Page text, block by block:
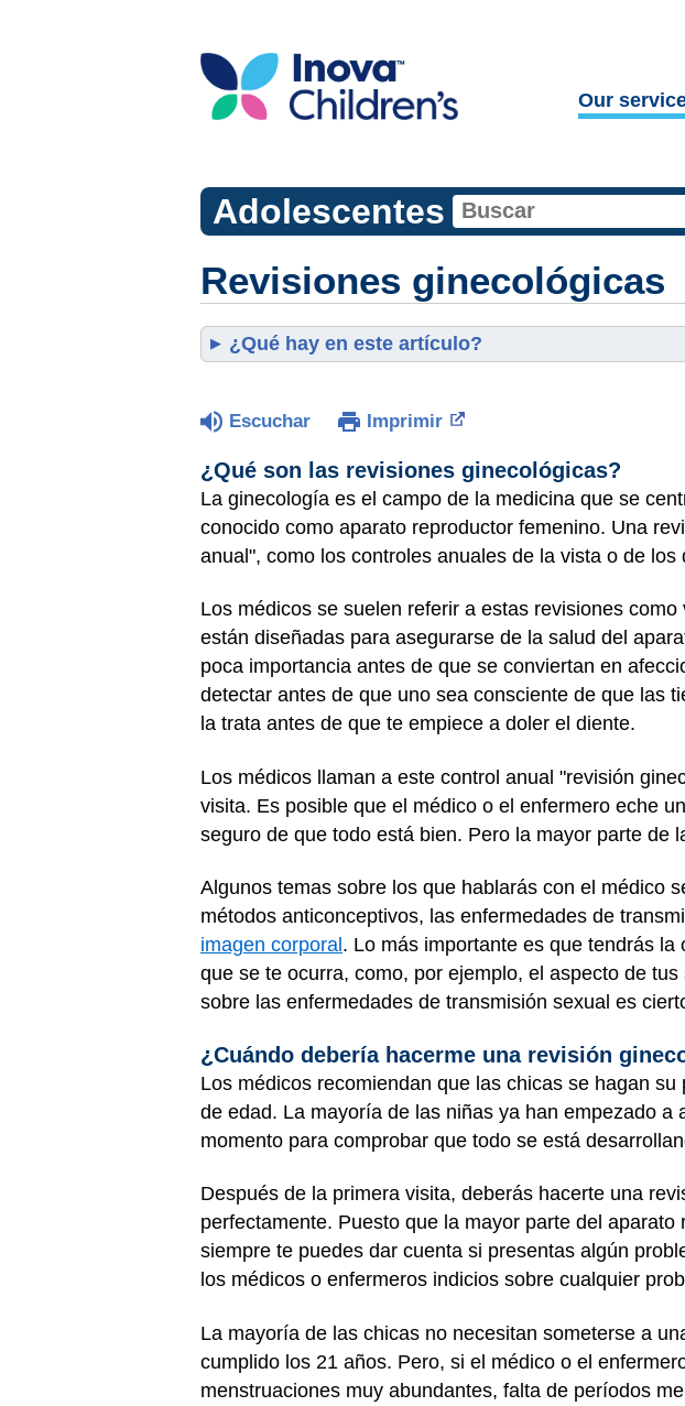
Our
Adolescentes
Revisiones ginecológicas
¿Qué hay en este artículo?
Escuchar Imprimir
¿Qué son las revisiones ginecológicas?
La ginecología es el campo de la medicina que se
conocido como aparato reproductor femenino. Una
anual", como los controles anuales de la vista o de los
Los médicos se suelen referir a estas revisiones
están diseñadas para asegurarse de la salud del
poca importancia antes de que se conviertan en
detectar antes de que uno sea consciente de que las
la trata antes de que te empiece a doler el diente.
Los médicos llaman a este control anual "revisión
visita. Es posible que el médico o el enfermero eche
seguro de que todo está bien. Pero la mayor parte de
Algunos temas sobre los que hablarás con el médico
métodos anticonceptivos, las enfermedades de
imagen corporal . Lo más importante es que tendrás
que se te ocurra, como, por ejemplo, el aspecto de
sobre las enfermedades de transmisión sexual es
¿Cuándo debería hacerme una revisión
Los médicos recomiendan que las chicas se hagan
de edad. La mayoría de las niñas ya han empezado
momento para comprobar que todo se está
Después de la primera visita, deberás hacerte una
perfectamente. Puesto que la mayor parte del
siempre te puedes dar cuenta si presentas algún
los médicos o enfermeros indicios sobre cualquier
La mayoría de las chicas no necesitan someterse a
cumplido los 21 años. Pero, si el médico o el
menstruaciones muy abundantes, falta de períodos